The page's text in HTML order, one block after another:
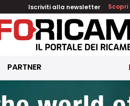
Iscriviti alla newsletter
PARTNER